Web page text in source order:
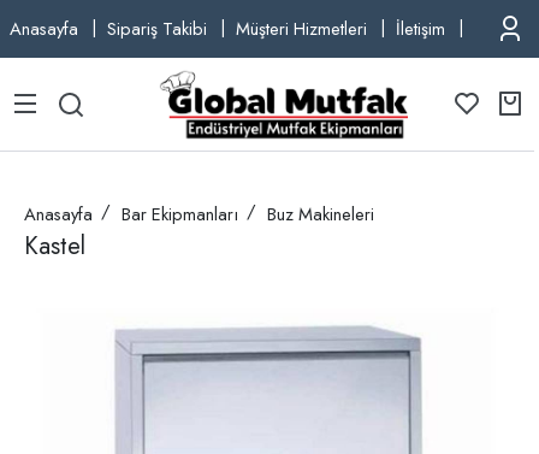
Anasayfa Sipariş Takibi Müşteri Hizmetleri İletişim TEL:
Anasayfa Bar Ekipmanları Buz Makineleri
Kastel